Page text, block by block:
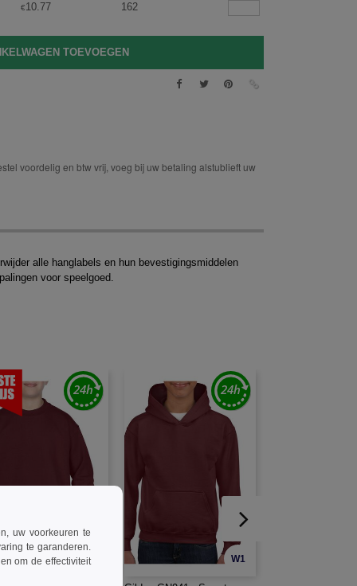
€10.77 162
voordelig en btw vrij, voeg bij uw betaling alstublieft uw
alle hanglabels en hun bevestigingsmiddelen
voor speelgoed.
W1 W1
uw voorkeuren te
te garanderen.
om de effectiviteit